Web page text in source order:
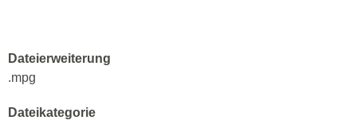
Dateierweiterung
.mpg
Dateikategorie